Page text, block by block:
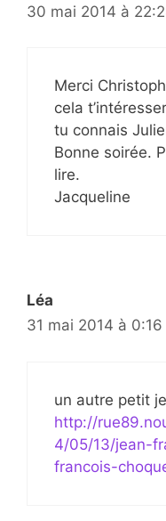
30 mai 2014 à
Merci
cela
tu connais
Bonne soirée.
lire.
Jacqueline
Léa
31 mai 2014 à 0:16
un autre petit
http://
4/05/13/jean-
francois-